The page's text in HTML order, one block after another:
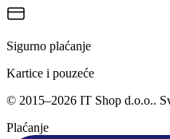
Sigurno plaćanje
Kartice i pouzeće
© 2015–2026 IT Shop d.o.o..
Plaćanje